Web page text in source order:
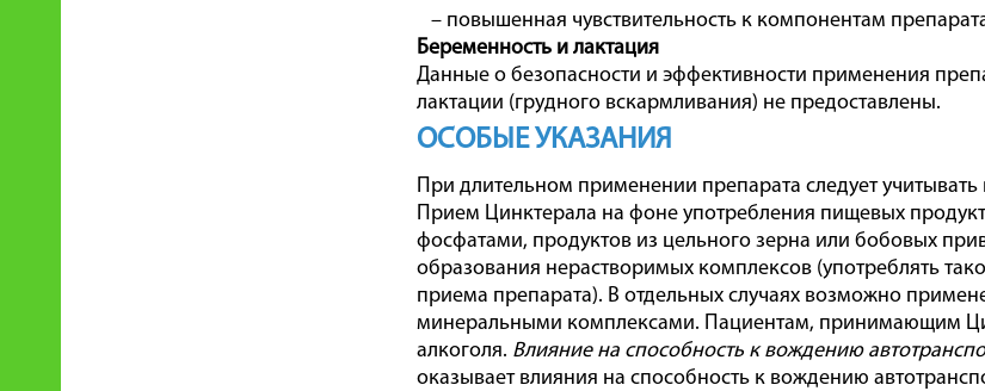
– повышенная чувствительность к компонентам
Беременность и лактация
Данные о безопасности и эффективности применения
лактации (грудного вскармливания) не предоставлены.
ОСОБЫЕ УКАЗАНИЯ
При длительном применении препарата следует
Прием Цинктерала на фоне употребления пищевых
фосфатами, продуктов из цельного зерна или бобовых
образования нерастворимых комплексов (употреблять
приема препарата). В отдельных случаях возможно
минеральными комплексами. Пациентам, принимающим
алкоголя. Влияние на способность к вождению
оказывает влияния на способность к вождению